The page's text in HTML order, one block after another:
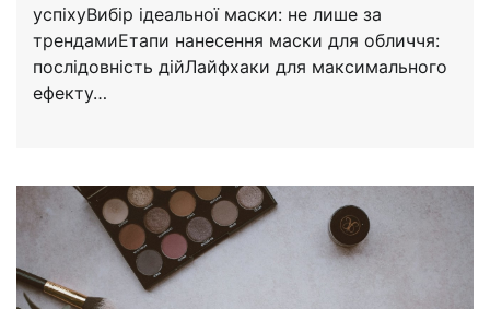
успіхуВибір ідеальної маски: не лише за
трендамиЕтапи нанесення маски для обличчя:
послідовність дійЛайфхаки для максимального
ефекту…